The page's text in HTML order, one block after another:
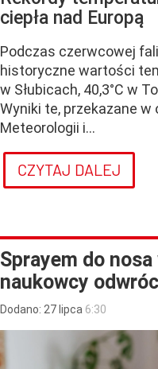
ciepła nad Europą
Podczas czerwcowej
historyczne wartości
w Słubicach, 40,3°C w
Wyniki te, przekazane
Meteorologii i...
CZYTAJ DALEJ
Sprayem do
naukowcy
Dodano: 27 lipca 6:30